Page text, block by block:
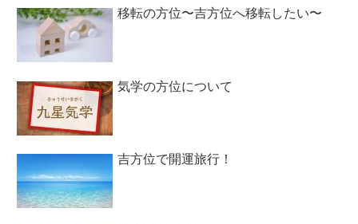
移転の方位〜吉方位へ移転したい〜
気学の方位について
吉方位で開運旅行！